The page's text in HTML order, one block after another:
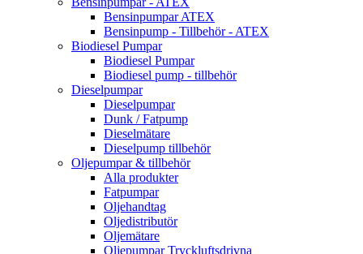
Bensinpumpar ATEX
Bensinpump - Tillbehör - ATEX
Biodiesel Pumpar
Biodiesel Pumpar
Biodiesel pump - tillbehör
Dieselpumpar
Dieselpumpar
Dunk / Fatpump
Dieselmätare
Dieselpump tillbehör
Oljepumpar & tillbehör
Alla produkter
Fatpumpar
Oljehandtag
Oljedistributör
Oljemätare
Oljepumpar Tryckluftsdrivna